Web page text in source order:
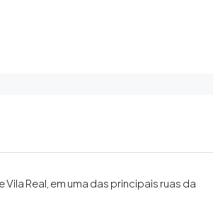
Real, em uma das principais ruas da